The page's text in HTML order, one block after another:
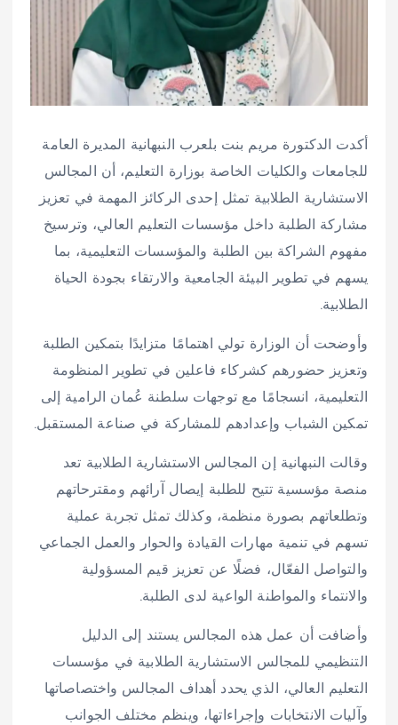
أكدت الدكتورة مريم بنت بلعرب النبهانية المديرة العامة
للجامعات والكليات الخاصة بوزارة التعليم، أن المجالس
الاستشارية الطلابية تمثل إحدى الركائز المهمة في تعزيز
مشاركة الطلبة داخل مؤسسات التعليم العالي، وترسيخ
مفهوم الشراكة بين الطلبة والمؤسسات التعليمية، بما
يسهم في تطوير البيئة الجامعية والارتقاء بجودة الحياة
الطلابية.
وأوضحت أن الوزارة تولي اهتمامًا متزايدًا بتمكين الطلبة
وتعزيز حضورهم كشركاء فاعلين في تطوير المنظومة
التعليمية، انسجامًا مع توجهات سلطنة عُمان الرامية إلى
تمكين الشباب وإعدادهم للمشاركة في صناعة المستقبل.
وقالت النبهانية إن المجالس الاستشارية الطلابية تعد
منصة مؤسسية تتيح للطلبة إيصال آرائهم ومقترحاتهم
وتطلعاتهم بصورة منظمة، وكذلك تمثل تجربة عملية
تسهم في تنمية مهارات القيادة والحوار والعمل الجماعي
والتواصل الفعّال، فضلًا عن تعزيز قيم المسؤولية
والانتماء والمواطنة الواعية لدى الطلبة.
وأضافت أن عمل هذه المجالس يستند إلى الدليل
التنظيمي للمجالس الاستشارية الطلابية في مؤسسات
التعليم العالي، الذي يحدد أهداف المجالس واختصاصاتها
وآليات الانتخابات وإجراءاتها، وينظم مختلف الجوانب